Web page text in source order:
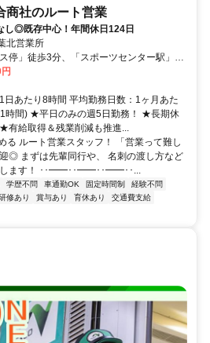
商社のルート営業
し◎既存中心！年間休日124日
北営業所
停」徒歩3分、「スポーツセンター駅」車
動物公園駅」車11分
日あたり8時間 平均勤務日数：1ヶ月あた
時間) ★平日のみの週5日勤務！ ★長期休
給取得＆残業削減も推進...
る ルート営業スタッフ！ 「営業って難し
◎ まずは先輩同行や、 名刺の渡し方など
ます！ ･･━━･･━━･･━━･･...
学歴不問 車通勤OK 固定時間制
経験不問
修あり 賞与あり 育休あり
交通費支給